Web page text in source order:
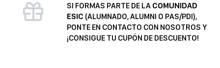
cantidad
SI FORMAS PARTE DE LA COMUNIDAD
ESIC (ALUMNADO, ALUMNI O PAS/PDI),
PONTE EN CONTACTO CON NOSOTROS Y
¡CONSIGUE TU CUPÓN DE DESCUENTO!